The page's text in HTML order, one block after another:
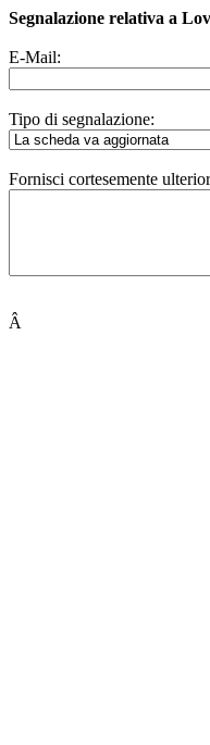
Segnalazione relativa a
E-Mail:
Tipo di segnalazione:
Fornisci cortesemente
Â